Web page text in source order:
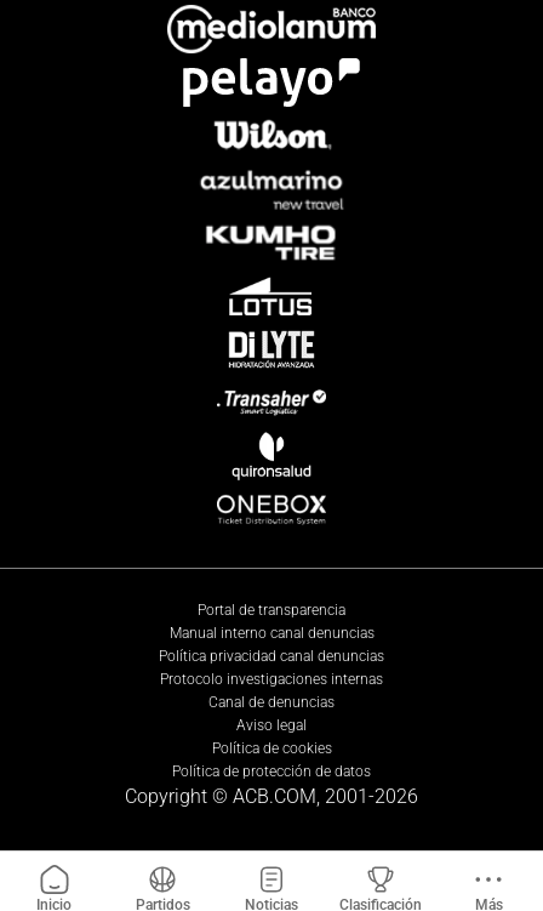
Portal de transparencia
Manual interno canal denuncias
Política privacidad canal denuncias
Protocolo investigaciones internas
Canal de denuncias
Aviso legal
Política de cookies
Política de protección de datos
Copyright © ACB.COM, 2001-2026
Inicio Partidos Noticias Clasificación Más